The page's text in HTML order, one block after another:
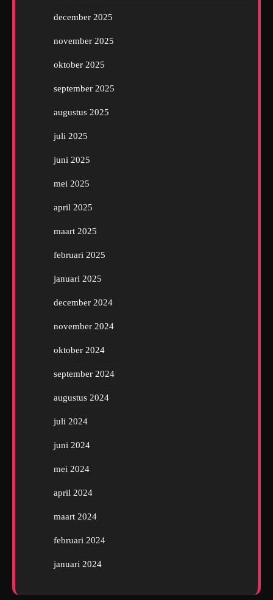
december 2025
november 2025
oktober 2025
september 2025
augustus 2025
juli 2025
juni 2025
mei 2025
april 2025
maart 2025
februari 2025
januari 2025
december 2024
november 2024
oktober 2024
september 2024
augustus 2024
juli 2024
juni 2024
mei 2024
april 2024
maart 2024
februari 2024
januari 2024